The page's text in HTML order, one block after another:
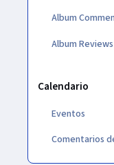
Album
Album Reviews
Calendario
Eventos
Comentarios